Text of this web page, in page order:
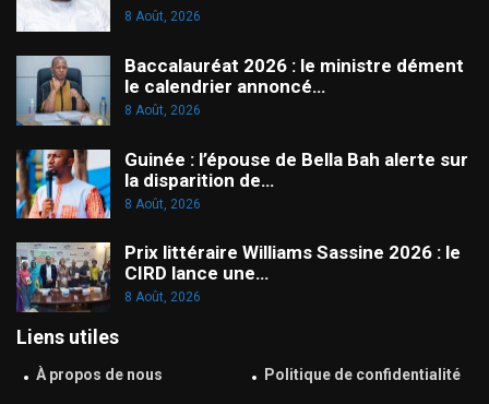
8 Août, 2026
Baccalauréat 2026 : le ministre dément
le calendrier annoncé…
8 Août, 2026
Guinée : l’épouse de Bella Bah alerte sur
la disparition de…
8 Août, 2026
Prix littéraire Williams Sassine 2026 : le
CIRD lance une…
8 Août, 2026
Liens utiles
À propos de nous Politique de confidentialité